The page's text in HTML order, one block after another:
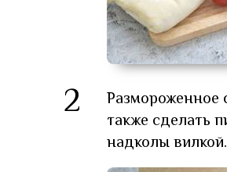
2
Размороженное
также сделать
надколы вилкой.